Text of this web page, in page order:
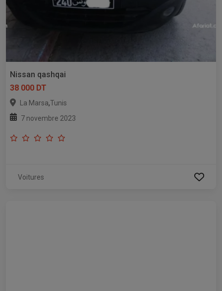
Nissan qashqai
38 000 DT
La Marsa,Tunis
7 novembre 2023
Voitures